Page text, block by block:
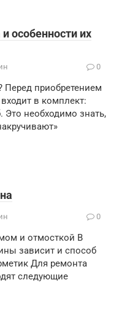
особенности их
0
Перед приобретением
в комплект:
Это необходимо знать,
0
и отмосткой В
зависит и способ
Для ремонта
следующие